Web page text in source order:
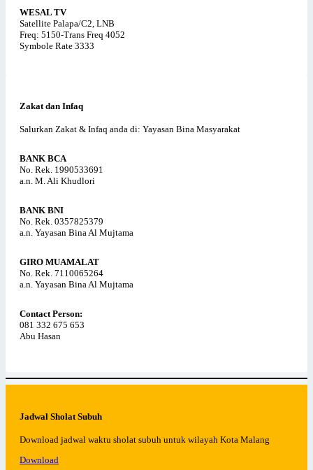
WESAL TV
Satellite Palapa/C2, LNB
Freq: 5150-Trans Freq 4052
Symbole Rate 3333
Zakat dan Infaq
Salurkan Zakat & Infaq anda di: Yayasan Bina Masyarakat
BANK BCA
No. Rek. 1990533691
a.n. M. Ali Khudlori
BANK BNI
No. Rek. 0357825379
a.n. Yayasan Bina Al Mujtama
GIRO MUAMALAT
No. Rek. 7110065264
a.n. Yayasan Bina Al Mujtama
Contact Person:
081 332 675 653
Abu Hasan
Jadwal Sholat Subuh
Download jadwal waktu sholat subuh untuk wilayah Kota Malang
Download